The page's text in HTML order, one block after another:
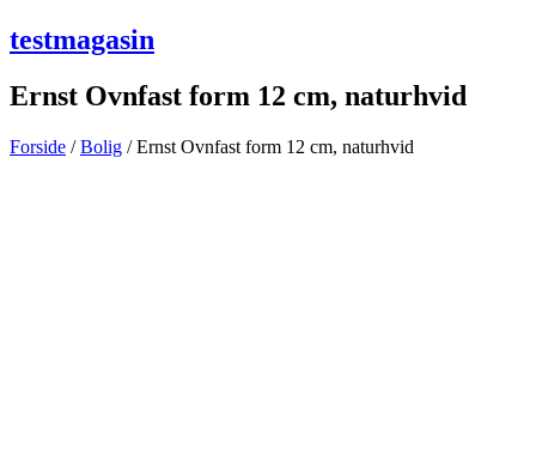
testmagasin
Ernst Ovnfast form 12 cm, naturhvid
Forside /Bolig / Ernst Ovnfast form 12 cm, naturhvid